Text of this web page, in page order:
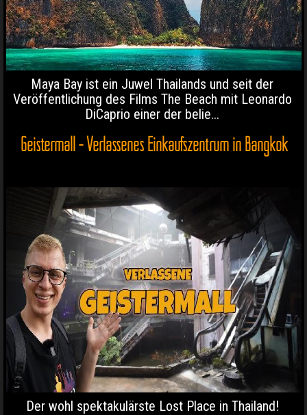
Maya Bay ist ein Juwel Thailands und seit der
Veröffentlichung des Films The Beach mit Leonardo
DiCaprio einer der belie...
Geistermall - Verlassenes Einkaufszentrum in Bangkok
Der wohl spektakulärste Lost Place in Thailand!